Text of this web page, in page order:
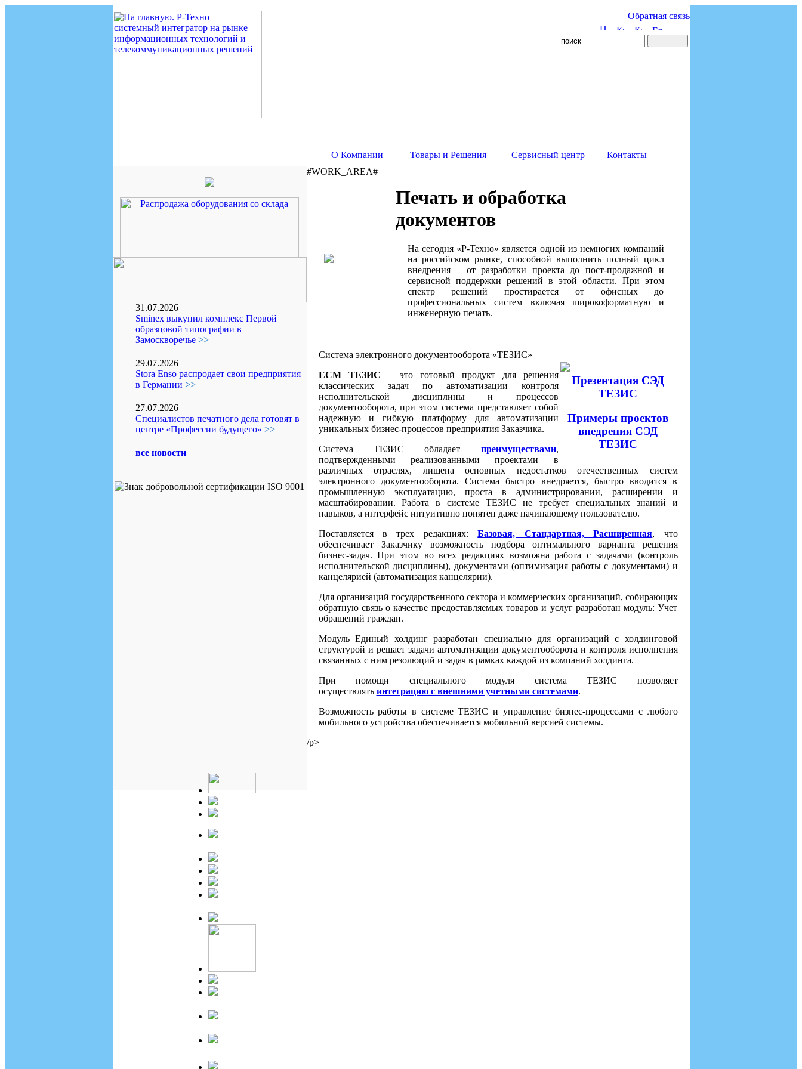
Обратная связь
О Компании Товары и Решения Сервисный центр Контакты
31.07.2026
Sminex выкупил комплекс Первой
образцовой типографии в
Замоскворечье >>
29.07.2026
Stora Enso распродает свои предприятия
в Германии >>
27.07.2026
Специалистов печатного дела готовят в
центре «Профессии будущего» >>
все новости
#WORK_AREA#
Печать и обработка
документов
На сегодня «Р-Техно» является одной из немногих компаний
на российском рынке, способной выполнить полный цикл
внедрения – от разработки проекта до пост-продажной и
сервисной поддержки решений в этой области. При этом
спектр решений простирается от офисных до
профессиональных систем включая широкоформатную и
инженерную печать.
Система электронного документооборота «ТЕЗИС»
Презентация СЭД
ТЕЗИС
Примеры проектов
внедрения СЭД
ТЕЗИС
ЕСМ ТЕЗИС – это готовый продукт для решения
классических задач по автоматизации контроля
исполнительской дисциплины и процессов
документооборота, при этом система представляет собой
надежную и гибкую платформу для автоматизации
уникальных бизнес-процессов предприятия Заказчика.
Система ТЕЗИС обладает преимуществами,
подтвержденными реализованными проектами в
различных отраслях, лишена основных недостатков отечественных систем
электронного документооборота. Система быстро внедряется, быстро вводится в
промышленную эксплуатацию, проста в администрировании, расширении и
масштабировании. Работа в системе ТЕЗИС не требует специальных знаний и
навыков, а интерфейс интуитивно понятен даже начинающему пользователю.
Поставляется в трех редакциях:Базовая, Стандартная, Расширенная, что
обеспечивает Заказчику возможность подбора оптимального варианта решения
бизнес-задач. При этом во всех редакциях возможна работа с задачами (контроль
исполнительской дисциплины), документами (оптимизация работы с документами) и
канцелярией (автоматизация канцелярии).
Для организаций государственного сектора и коммерческих организаций, собирающих
обратную связь о качестве предоставляемых товаров и услуг разработан модуль: Учет
обращений граждан.
Модуль Единый холдинг разработан специально для организаций с холдинговой
структурой и решает задачи автоматизации документооборота и контроля исполнения
связанных с ним резолюций и задач в рамках каждой из компаний холдинга.
При помощи специального модуля система ТЕЗИС позволяет
осуществлять интеграцию с внешними учетными системами.
Возможность работы в системе ТЕЗИС и управление бизнес-процессами с любого
мобильного устройства обеспечивается мобильной версией системы.
/p>